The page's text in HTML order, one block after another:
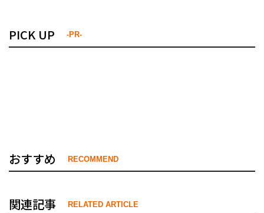
PICK UP -PR-
おすすめ RECOMMEND
関連記事 RELATED ARTICLE